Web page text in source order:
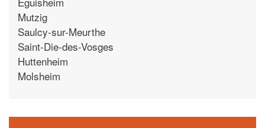
Mutzig
Saulcy-sur-Meurthe
Saint-Die-des-Vosges
Huttenheim
Molsheim